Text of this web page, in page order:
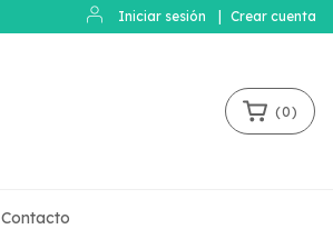
Iniciar sesión Crear cuenta
(0)
Contacto